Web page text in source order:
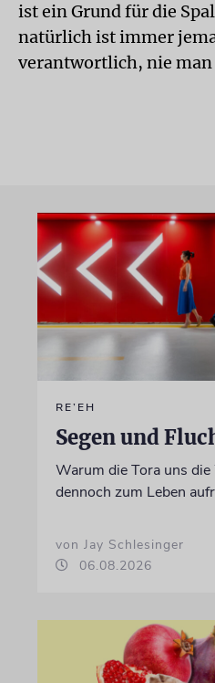
ist ein Grund für die
natürlich ist immer
verantwortlich, nie man
RE’EH
Segen und
Warum die Tora uns
dennoch zum Leben
von Jay Schlesinger
06.08.2026